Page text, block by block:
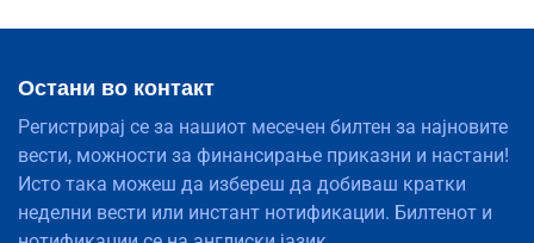
Остани во контакт
Регистрирај се за нашиот месечен билтен за најновите
вести, можности за финансирање приказни и настани!
Исто така можеш да избереш да добиваш кратки
неделни вести или инстант нотификации. Билтенот и